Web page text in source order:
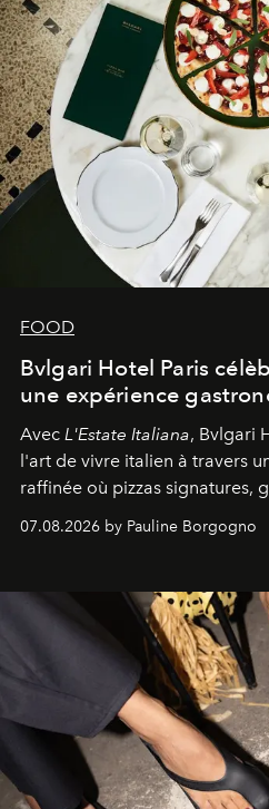
FOOD
Bvlgari Hotel Paris
une expérience
Avec L'Estate Italiana, Bvlgari
l'art de vivre italien à travers
raffinée où pizzas signatures,
d'exception composent un
07.08.2026 by Pauline Borgogno